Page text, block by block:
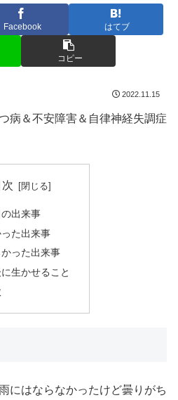
Facebook はてブ
コピー
2022.11.15
病＆不安障害＆自律神経失調症
次
出来事
った出来事
った出来事
生かせること
にはならなかったけど曇りがち